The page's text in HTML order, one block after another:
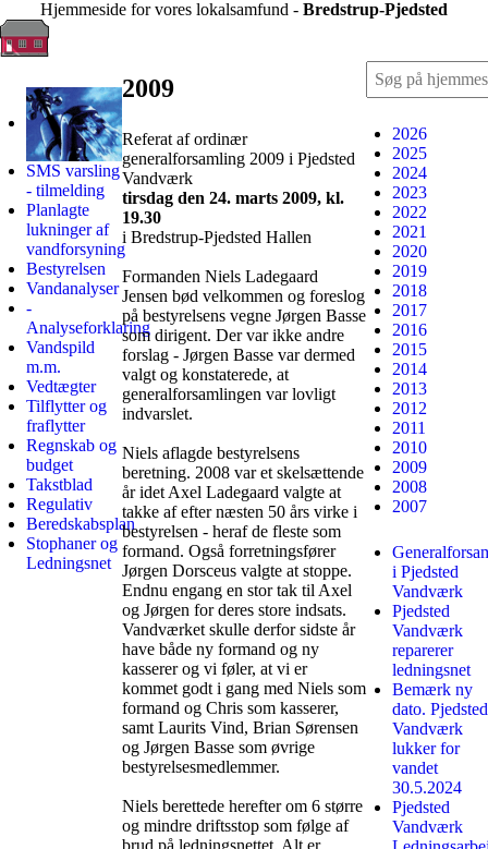
Hjemmeside for vores lokalsamfund - Bredstrup-Pjedsted
SMS varsling
- tilmelding
Planlagte
lukninger af
vandforsyning
Bestyrelsen
Vandanalyser
-
Analyseforklaring
Vandspild
m.m.
Vedtægter
Tilflytter og
fraflytter
Regnskab og
budget
Takstblad
Regulativ
Beredskabsplan
Stophaner og
Ledningsnet
2009
Referat af ordinær
generalforsamling 2009 i Pjedsted
Vandværk
tirsdag den 24. marts 2009, kl.
19.30
i Bredstrup-Pjedsted Hallen
Formanden Niels Ladegaard
Jensen bød velkommen og foreslog
på bestyrelsens vegne Jørgen Basse
som dirigent. Der var ikke andre
forslag - Jørgen Basse var dermed
valgt og konstaterede, at
generalforsamlingen var lovligt
indvarslet.
Niels aflagde bestyrelsens
beretning. 2008 var et skelsættende
år idet Axel Ladegaard valgte at
takke af efter næsten 50 års virke i
bestyrelsen - heraf de fleste som
formand. Også forretningsfører
Jørgen Dorsceus valgte at stoppe.
Endnu engang en stor tak til Axel
og Jørgen for deres store indsats.
Vandværket skulle derfor sidste år
have både ny formand og ny
kasserer og vi føler, at vi er
kommet godt i gang med Niels som
formand og Chris som kasserer,
samt Laurits Vind, Brian Sørensen
og Jørgen Basse som øvrige
bestyrelsesmedlemmer.
Niels berettede herefter om 6 større
og mindre driftsstop som følge af
2026
2025
2024
2023
2022
2021
2020
2019
2018
2017
2016
2015
2014
2013
2012
2011
2010
2009
2008
2007
i Pjedsted
Vandværk
Pjedsted
Vandværk
reparerer
ledningsnet
Bemærk ny
dato. Pjedsted
Vandværk
lukker for
vandet
30.5.2024
Pjedsted
Vandværk